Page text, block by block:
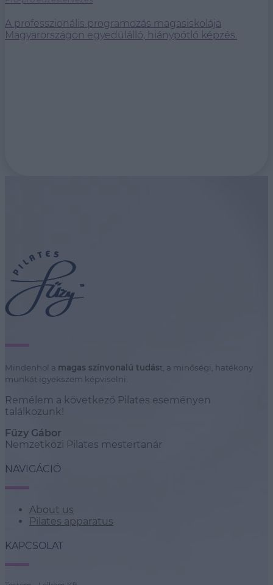
A professzionális programozás magasiskolája
Magyarországon egyedülálló, hiánypótló képzés.
Mindenhol a magas színvonalú tudást, a minőségi, hatékony
munkát igyekszem képviselni.
Remélem a következő Pilates eseményen
találkozunk!
Fűzy Gábor
Nemzetközi Pilates mestertanár
NAVIGÁCIÓ
About us
Pilates apparatus
KAPCSOLAT